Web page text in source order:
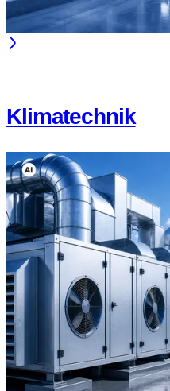
Klimatechnik